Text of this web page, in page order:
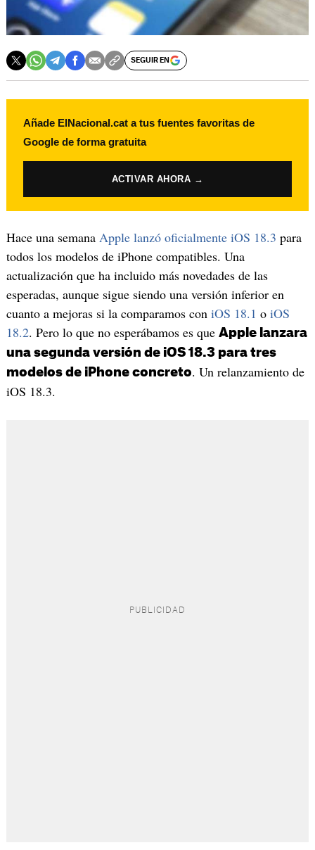
SEGUIR EN
Añade ElNacional.cat a tus fuentes favoritas de
Google de forma gratuita
ACTIVAR AHORA →
Hace una semana Apple lanzó oficialmente iOS 18.3 para
todos los modelos de iPhone compatibles. Una
actualización que ha incluido más novedades de las
esperadas, aunque sigue siendo una versión inferior en
cuanto a mejoras si la comparamos con iOS 18.1 o iOS
18.2. Pero lo que no esperábamos es que Apple lanzara
una segunda versión de iOS 18.3 para tres
modelos de iPhone concreto. Un relanzamiento de
iOS 18.3.